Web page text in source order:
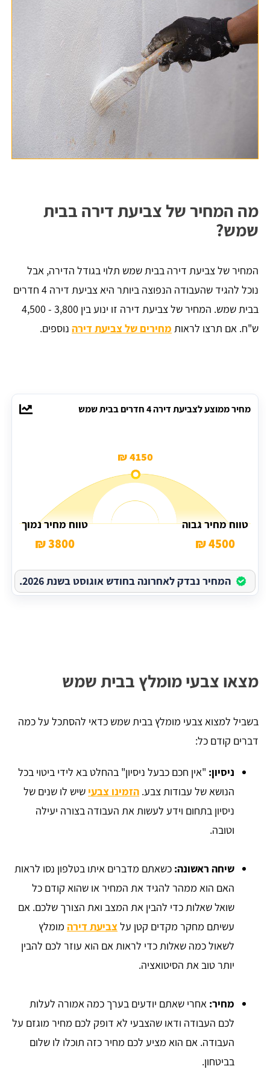
מה המחיר של צביעת דירה בבית
שמש?
המחיר של צביעת דירה בבית שמש תלוי בגודל הדירה, אבל
נוכל להגיד שהעבודה הנפוצה ביותר היא צביעת דירה 4 חדרים
בבית שמש. המחיר של צביעת דירה זו ינוע בין 3,800 - 4,500
ש"ח. אם תרצו לראות מחירים של צביעת דירה נוספים.
מחיר ממוצע לצביעת דירה 4 חדרים בבית שמש
4150 ₪
טווח מחיר גבוה
4500 ₪
טווח מחיר נמוך
3800 ₪
המחיר נבדק לאחרונה בחודש אוגוסט בשנת 2026.
מצאו צבעי מומלץ בבית שמש
בשביל למצוא צבעי מומלץ בבית שמש כדאי להסתכל על כמה
דברים קודם כל:
ניסיון: "אין חכם כבעל ניסיון" בהחלט בא לידי ביטוי בכל
הנושא של עבודות צבע. הזמינו צבעי שיש לו שנים של
ניסיון בתחום וידע לעשות את העבודה בצורה יעילה
וטובה.
שיחה ראשונה: כשאתם מדברים איתו בטלפון נסו לראות
האם הוא ממהר להגיד את המחיר או שהוא קודם כל
שואל שאלות כדי להבין את המצב ואת הצורך שלכם. אם
עשיתם מחקר מקדים קטן עלצביעת דירה מומלץ
לשאול כמה שאלות כדי לראות אם הוא עוזר לכם להבין
יותר טוב את הסיטואציה.
מחיר: אחרי שאתם יודעים בערך כמה אמורה לעלות
לכם העבודה ודאו שהצבעי לא דופק לכם מחיר מוגזם על
העבודה. אם הוא מציע לכם מחיר כזה תוכלו לו שלום
בביטחון.